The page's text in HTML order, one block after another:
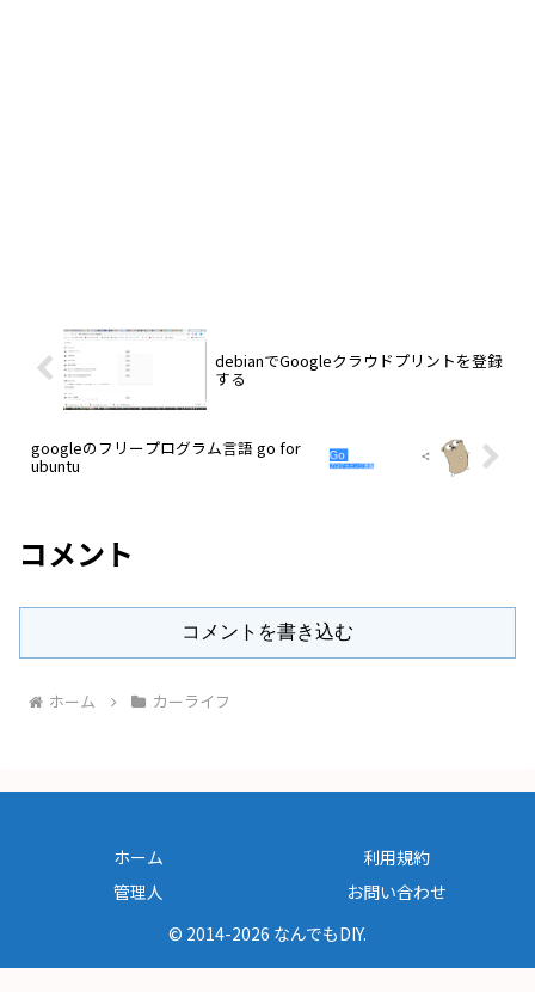
debianでGoogleクラウドプリントを登録
する
googleのフリープログラム言語 go for
ubuntu
コメント
コメントを書き込む
ホーム カーライフ
ホーム
利用規約
管理人
お問い合わせ
© 2014-2026 なんでもDIY.